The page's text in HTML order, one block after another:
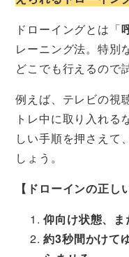
ドローイングとは「
レーニング法。特別
どこでも行えるので
例えば、テレビの視
トレ中に取り入れる
しい手順を押さえて
しょう。
【ドローインの正し
仰向け状態、
約3秒間かけて